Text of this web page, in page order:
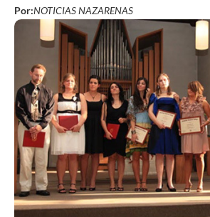
Por:NOTICIAS NAZARENAS